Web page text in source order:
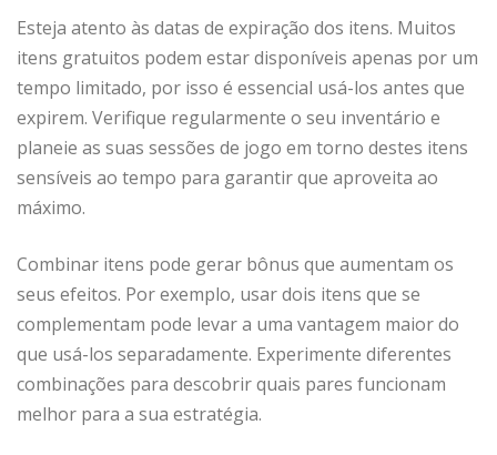
Esteja atento às datas de expiração dos itens. Muitos
itens gratuitos podem estar disponíveis apenas por um
tempo limitado, por isso é essencial usá-los antes que
expirem. Verifique regularmente o seu inventário e
planeie as suas sessões de jogo em torno destes itens
sensíveis ao tempo para garantir que aproveita ao
máximo.
Combinar itens pode gerar bônus que aumentam os
seus efeitos. Por exemplo, usar dois itens que se
complementam pode levar a uma vantagem maior do
que usá-los separadamente. Experimente diferentes
combinações para descobrir quais pares funcionam
melhor para a sua estratégia.